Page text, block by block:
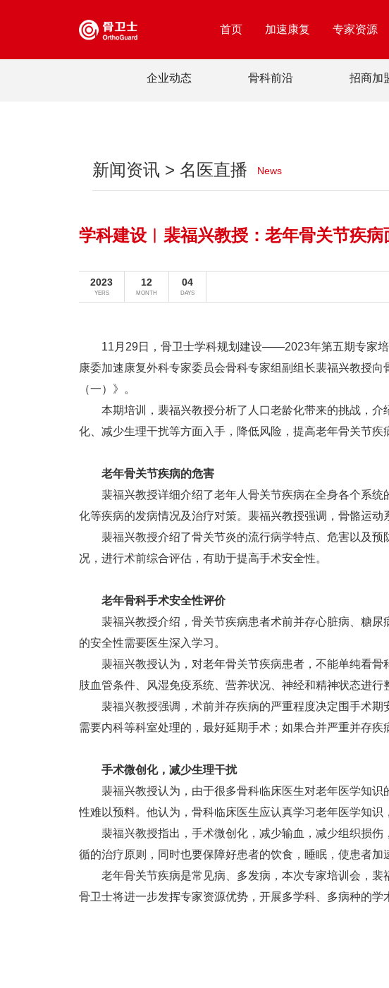
首页 加速康复 专家资源
企业动态 骨科前沿 招商加
新闻资讯 > 名医直播 News
学科建设︱裴福兴教授：老年骨关节疾病
2023
YERS
12
MONTH
04
DAYS
11月29日，骨卫士学科规划建设——2023年第五期专家
康委加速康复外科专家委员会骨科专家组副组长裴福兴教授
（一）》。
本期培训，裴福兴教授分析了人口老龄化带来的挑战，
化、减少生理干扰等方面入手，降低风险，提高老年骨关节疾
老年骨关节疾病的危害
裴福兴教授详细介绍了老年人骨关节疾病在全身各个系
化等疾病的发病情况及治疗对策。裴福兴教授强调，骨骼运动
裴福兴教授介绍了骨关节炎的流行病学特点、危害以及
况，进行术前综合评估，有助于提高手术安全性。
老年骨科手术安全性评价
裴福兴教授介绍，骨关节疾病患者术前并存心脏病、糖
的安全性需要医生深入学习。
裴福兴教授认为，对老年骨关节疾病患者，不能单纯看
肢血管条件、风湿免疫系统、营养状况、神经和精神状态进
裴福兴教授强调，术前并存疾病的严重程度决定围手术
需要内科等科室处理的，最好延期手术；如果合并严重并存
手术微创化，减少生理干扰
裴福兴教授认为，由于很多骨科临床医生对老年医学知
性难以预料。他认为，骨科临床医生应认真学习老年医学知识
裴福兴教授指出，手术微创化，减少输血，减少组织损
循的治疗原则，同时也要保障好患者的饮食，睡眠，使患者加
老年骨关节疾病是常见病、多发病，本次专家培训会，
骨卫士将进一步发挥专家资源优势，开展多学科、多病种的学